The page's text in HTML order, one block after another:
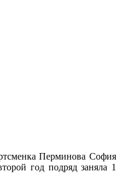
Перминова София
год подряд заняла 1